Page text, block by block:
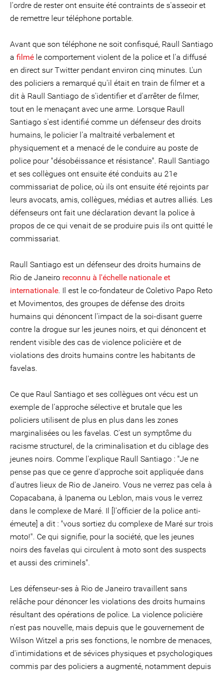
l'ordre de rester ont ensuite été contraints de s'asseoir et
de remettre leur téléphone portable.
Avant que son téléphone ne soit confisqué, Raull Santiago
a filmé le comportement violent de la police et l'a diffusé
en direct sur Twitter pendant environ cinq minutes. L'un
des policiers a remarqué qu'il était en train de filmer et a
dit à Raull Santiago de s'identifier et d'arrêter de filmer,
tout en le menaçant avec une arme. Lorsque Raull
Santiago s'est identifié comme un défenseur des droits
humains, le policier l'a maltraité verbalement et
physiquement et a menacé de le conduire au poste de
police pour "désobéissance et résistance". Raull Santiago
et ses collègues ont ensuite été conduits au 21e
commissariat de police, où ils ont ensuite été rejoints par
leurs avocats, amis, collègues, médias et autres alliés. Les
défenseurs ont fait une déclaration devant la police à
propos de ce qui venait de se produire puis ils ont quitté le
commissariat.
Raull Santiago est un défenseur des droits humains de
Rio de Janeiro reconnu à l'échelle nationale et
internationale. Il est le co-fondateur de Coletivo Papo Reto
et Movimentos, des groupes de défense des droits
humains qui dénoncent l'impact de la soi-disant guerre
contre la drogue sur les jeunes noirs, et qui dénoncent et
rendent visible des cas de violence policière et de
violations des droits humains contre les habitants de
favelas.
Ce que Raul Santiago et ses collègues ont vécu est un
exemple de l'approche sélective et brutale que les
policiers utilisent de plus en plus dans les zones
marginalisées ou les favelas. C'est un symptôme du
racisme structurel, de la criminalisation et du ciblage des
jeunes noirs. Comme l'explique Raull Santiago : "Je ne
pense pas que ce genre d'approche soit appliquée dans
d'autres lieux de Rio de Janeiro. Vous ne verrez pas cela à
Copacabana, à Ipanema ou Leblon, mais vous le verrez
dans le complexe de Maré. Il [l'officier de la police anti-
émeute] a dit : "vous sortiez du complexe de Maré sur trois
moto!". Ce qui signifie, pour la société, que les jeunes
noirs des favelas qui circulent à moto sont des suspects
et aussi des criminels".
Les défenseur-ses à Rio de Janeiro travaillent sans
relâche pour dénoncer les violations des droits humains
résultant des opérations de police. La violence policière
n'est pas nouvelle, mais depuis que le gouvernement de
Wilson Witzel a pris ses fonctions, le nombre de menaces,
d'intimidations et de sévices physiques et psychologiques
commis par des policiers a augmenté, notamment depuis